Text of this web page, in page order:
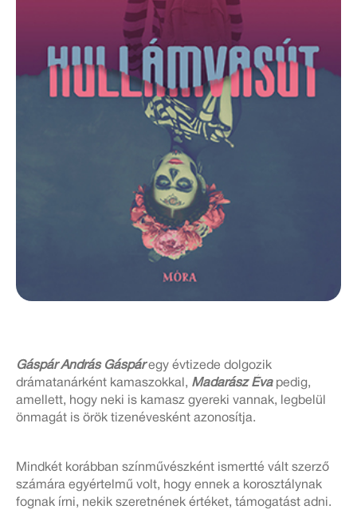
Gáspár András Gáspáregy évtizede dolgozik
drámatanárként kamaszokkal, Madarász Évapedig,
amellett, hogy neki is kamasz gyereki vannak, legbelül
önmagát is örök tizenévesként azonosítja.
Mindkét korábban színművészként ismertté vált szerző
számára egyértelmű volt, hogy ennek a korosztálynak
fognak írni, nekik szeretnének értéket, támogatást adni.